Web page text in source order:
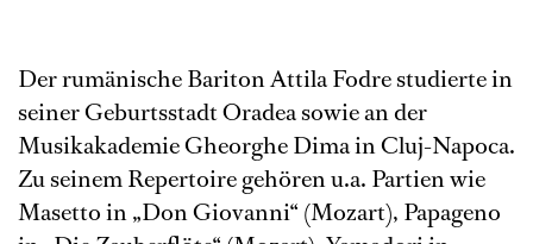
Der rumänische Bariton Attila Fodre studierte in
seiner Geburtsstadt Oradea sowie an der
Musikakademie Gheorghe Dima in Cluj-Napoca.
Zu seinem Repertoire gehören u.a. Partien wie
Masetto in „Don Giovanni“ (Mozart), Papageno